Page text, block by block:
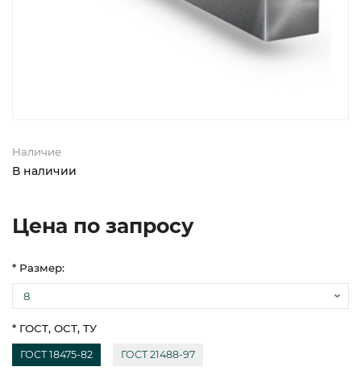
Наличие
В наличии
Цена по запросу
* Размер:
* ГОСТ, ОСТ, ТУ
ГОСТ 18475-82 ГОСТ 21488-97